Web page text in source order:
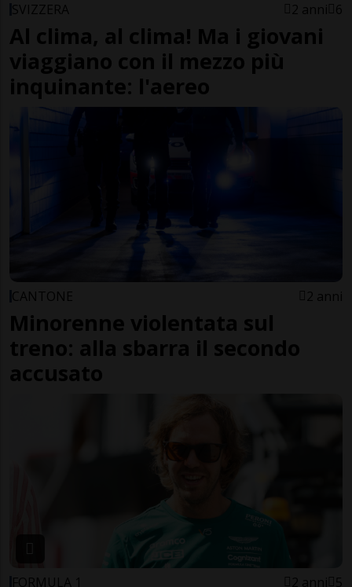
SVIZZERA 2 anni 6
Al clima, al clima! Ma i giovani
viaggiano con il mezzo più
inquinante: l'aereo
CANTONE 2 anni
Minorenne violentata sul
treno: alla sbarra il secondo
accusato
FORMULA 1 2 anni 5